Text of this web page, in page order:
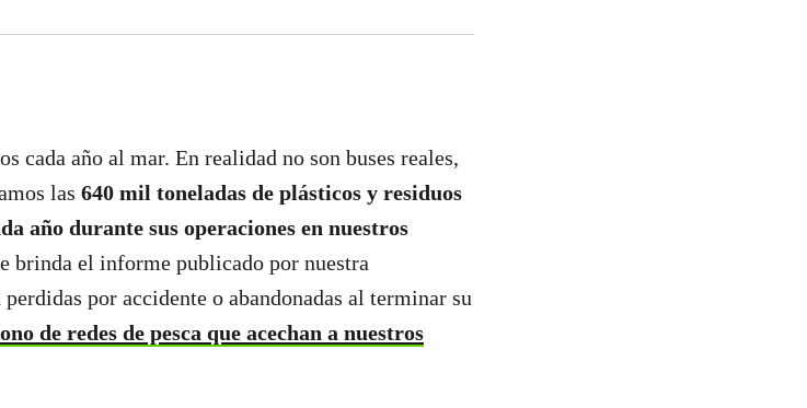
cada año al mar. En realidad no son buses reales,
las 640 mil toneladas de plásticos y residuos
año durante sus operaciones en nuestros
brinda el informe publicado por nuestra
por accidente o abandonadas al terminar su
de redes de pesca que acechan a nuestros